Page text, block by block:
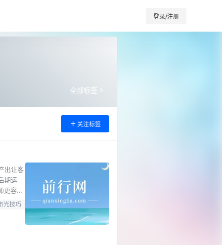
登录/注册
全部标签
关注标签
出让客
期运
更容易
订与付
设
光技巧